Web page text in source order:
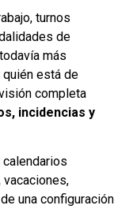
turnos
de
más
está de
completa
incidencias y
vacaciones,
una configuración